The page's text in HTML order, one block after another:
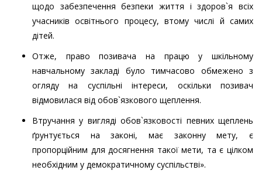
щодо забезпечення безпеки життя і здоров`я всіх
учасників освітнього процесу, втому числі й самих
дітей.
Отже, право позивача на працю у шкільному
навчальному закладі було тимчасово обмежено з
огляду на суспільні інтереси, оскільки позивач
відмовилася від обов`язкового щеплення.
Втручання у вигляді обов`язковості певних щеплень
ґрунтується на законі, має законну мету, є
пропорційним для досягнення такої мети, та є цілком
необхідним у демократичному суспільстві».